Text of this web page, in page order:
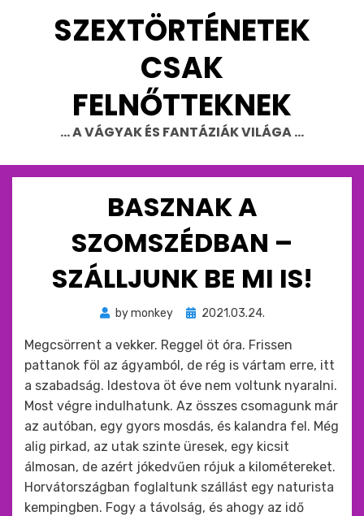
SZEXTÖRTÉNETEK
CSAK
FELNŐTTEKNEK
… A VÁGYAK ÉS FANTÁZIÁK VILÁGA …
BASZNAK A
SZOMSZÉDBAN –
SZÁLLJUNK BE MI IS!
bymonkey
Beküldve
:
2021.03.24.
Megcsörrent a vekker. Reggel öt óra. Frissen
pattanok föl az ágyamból, de rég is vártam erre, itt
a szabadság. Idestova öt éve nem voltunk nyaralni.
Most végre indulhatunk. Az összes csomagunk már
az autóban, egy gyors mosdás, és kalandra fel. Még
alig pirkad, az utak szinte üresek, egy kicsit
álmosan, de azért jókedvűen rójuk a kilométereket.
Horvátországban foglaltunk szállást egy naturista
kempingben. Fogy a távolság, és ahogy az idő